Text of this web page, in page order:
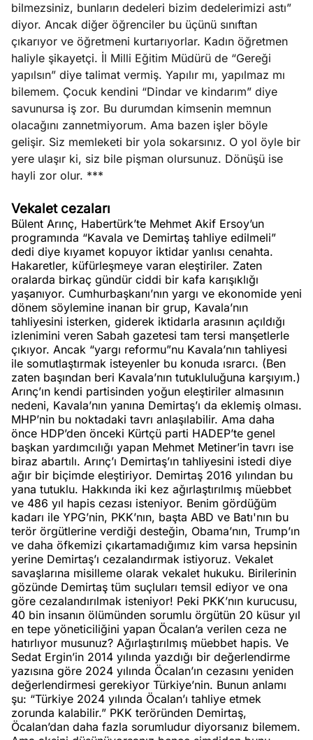
bilmezsiniz, bunların dedeleri bizim dedelerimizi astı”
diyor. Ancak diğer öğrenciler bu üçünü sınıftan
çıkarıyor ve öğretmeni kurtarıyorlar. Kadın öğretmen
haliyle şikayetçi. İl Milli Eğitim Müdürü de “Gereği
yapılsın” diye talimat vermiş. Yapılır mı, yapılmaz mı
bilemem. Çocuk kendini “Dindar ve kindarım” diye
savunursa iş zor. Bu durumdan kimsenin memnun
olacağını zannetmiyorum. Ama bazen işler böyle
gelişir. Siz memleketi bir yola sokarsınız. O yol öyle bir
yere ulaşır ki, siz bile pişman olursunuz. Dönüşü ise
hayli zor olur. ***
Vekalet cezaları
Bülent Arınç, Habertürk’te Mehmet Akif Ersoy’un
programında “Kavala ve Demirtaş tahliye edilmeli”
dedi diye kıyamet kopuyor iktidar yanlısı cenahta.
Hakaretler, küfürleşmeye varan eleştiriler. Zaten
oralarda birkaç gündür ciddi bir kafa karışıklığı
yaşanıyor. Cumhurbaşkanı’nın yargı ve ekonomide yeni
dönem söylemine inanan bir grup, Kavala’nın
tahliyesini isterken, giderek iktidarla arasının açıldığı
izlenimini veren Sabah gazetesi tam tersi manşetlerle
çıkıyor. Ancak “yargı reformu”nu Kavala’nın tahliyesi
ile somutlaştırmak isteyenler bu konuda ısrarcı. (Ben
zaten başından beri Kavala’nın tutukluluğuna karşıyım.)
Arınç’ın kendi partisinden yoğun eleştiriler almasının
nedeni, Kavala’nın yanına Demirtaş’ı da eklemiş olması.
MHP’nin bu noktadaki tavrı anlaşılabilir. Ama daha
önce HDP’den önceki Kürtçü parti HADEP’te genel
başkan yardımcılığı yapan Mehmet Metiner’in tavrı ise
biraz abartılı. Arınç’ı Demirtaş’ın tahliyesini istedi diye
ağır bir biçimde eleştiriyor. Demirtaş 2016 yılından bu
yana tutuklu. Hakkında iki kez ağırlaştırılmış müebbet
ve 486 yıl hapis cezası isteniyor. Benim gördüğüm
kadarı ile YPG’nin, PKK’nın, başta ABD ve Batı'nın bu
terör örgütlerine verdiği desteğin, Obama’nın, Trump’ın
ve daha öfkemizi çıkartamadığımız kim varsa hepsinin
yerine Demirtaş’ı cezalandırmak istiyoruz. Vekalet
savaşlarına misilleme olarak vekalet hukuku. Birilerinin
gözünde Demirtaş tüm suçluları temsil ediyor ve ona
göre cezalandırılmak isteniyor! Peki PKK’nın kurucusu,
40 bin insanın ölümünden sorumlu örgütün 20 küsur yıl
en tepe yöneticiliğini yapan Öcalan’a verilen ceza ne
hatırlıyor musunuz? Ağırlaştırılmış müebbet hapis. Ve
Sedat Ergin’in 2014 yılında yazdığı bir değerlendirme
yazısına göre 2024 yılında Öcalan’ın cezasını yeniden
değerlendirmesi gerekiyor Türkiye’nin. Bunun anlamı
şu: “Türkiye 2024 yılında Öcalan’ı tahliye etmek
zorunda kalabilir.” PKK teröründen Demirtaş,
Öcalan’dan daha fazla sorumludur diyorsanız bilemem.